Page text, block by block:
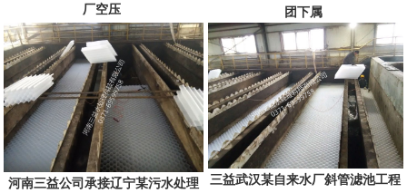
厂空压
团下属
河南三益公司承接辽宁某污水处理
三益武汉某自来水厂斜管滤池工程